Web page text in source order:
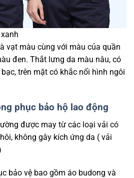
vạt màu cùng với màu của quần
đen. Thắt lưng da màu nâu, có
trên mặt có khắc nổi hình ngôi
phục bảo hộ lao động
được may từ các loại vải có
không gây kích ứng da ( vải
bảo vệ bao gồm áo budong và